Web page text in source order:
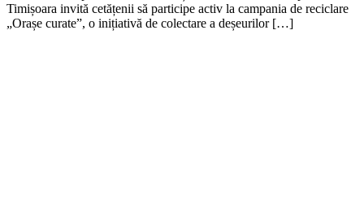
Timișoara invită cetățenii să participe activ la campania de reciclare
„Orașe curate”, o inițiativă de colectare a deșeurilor […]